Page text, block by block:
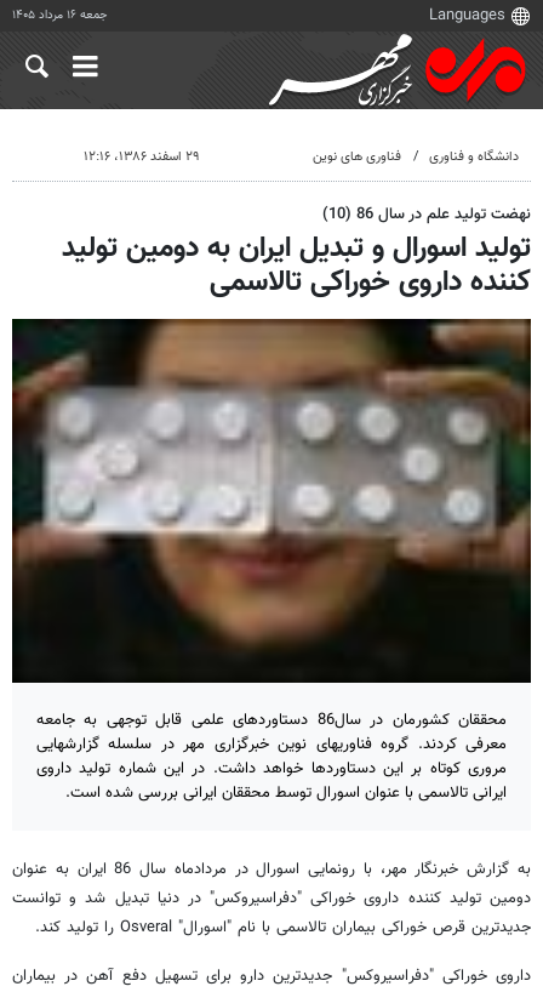
جمعه ۱۶ مرداد ۱۴۰۵
دانشگاه و فناوری فناوری های نوین ۲۹ اسفند ۱۳۸۶، ۱۲:۱۶
نهضت تولید علم در سال 86 (10)
تولید اسورال و تبدیل ایران به دومین تولید
کننده داروی خوراکی تالاسمی
محققان کشورمان در سال86 دستاوردهای علمی قابل توجهی به جامعه
معرفی کردند. گروه فناوریهای نوین خبرگزاری مهر در سلسله گزارشهایی
مروری کوتاه بر این دستاوردها خواهد داشت. در این شماره تولید داروی
ایرانی تالاسمی با عنوان اسورال توسط محققان ایرانی بررسی شده است.
به گزارش خبرنگار مهر، با رونمایی اسورال در مردادماه سال 86 ایران به عنوان
دومین تولید کننده داروی خوراکی "دفراسیروکس" در دنیا تبدیل شد و توانست
جدیدترین قرص خوراکی بیماران تالاسمی با نام "اسورال" Osveral را تولید کند.
داروی خوراکی "دفراسیروکس" جدیدترین دارو برای تسهیل دفع آهن در بیماران